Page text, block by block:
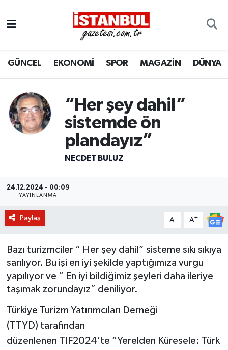
GÜNCEL EKONOMİ SPOR MAGAZİN DÜNYA
“Her şey dahil”
sistemde ön
plandayız”
NECDET BULUZ
24.12.2024 - 00:09
YAYINLANMA
Paylaş A- A+
Bazı turizmciler “ Her şey dahil” sisteme sıkı sıkıya
sarılıyor. Bu işi en iyi şekilde yaptığımıza vurgu
yapılıyor ve “ En iyi bildiğimiz şeyleri daha ileriye
taşımak zorundayız” deniliyor.
Türkiye Turizm Yatırımcıları Derneği
(TTYD) tarafından
düzenlenen TIF2024’te “Yerelden Küresele: Türk
EKONOMİ
İSTANBUL
DÜNYA
KÜLTÜR SANAT
SAĞLIK
BİLİM VE TEKNOLOJİ
OTOMOBİL
Nöbetçi Eczaneler
Hava Durumu
Trafik Durumu
Süper Lig Puan Durumu ve Fikstür
Tüm Manşetler
Haber Arşivi